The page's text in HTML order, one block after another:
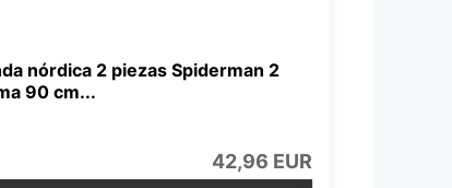
nórdica 2 piezas Spiderman 2
90 cm...
42,96 EUR